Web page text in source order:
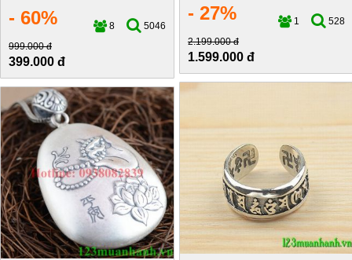
- 60% 8
5046
999.000 đ
399.000 đ
- 27% 1
528
2.199.000 đ
1.599.000 đ